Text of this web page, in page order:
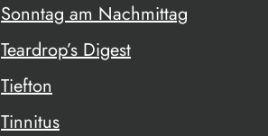
Sonntag am Nachmittag
Teardrop’s Digest
Tiefton
Tinnitus